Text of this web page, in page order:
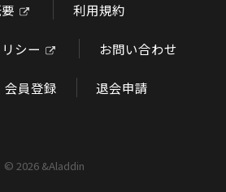
利用規約
シー お問い合わせ
会員登録 退会申請
© 2026 &Aladdin